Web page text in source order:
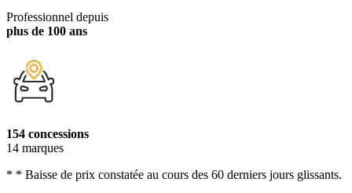
Professionnel depuis
plus de 100 ans
154 concessions
14 marques
* * Baisse de prix constatée au cours des 60 derniers jours glissants.